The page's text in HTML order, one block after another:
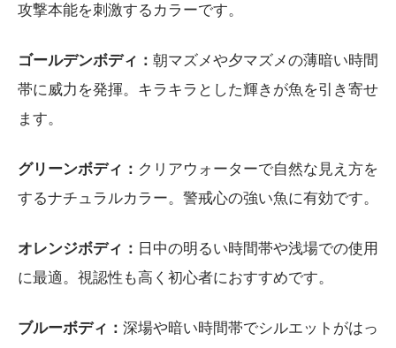
攻撃本能を刺激するカラーです。
ゴールデンボディ： 朝マズメや夕マズメの薄暗い時間
帯に威力を発揮。キラキラとした輝きが魚を引き寄せ
ます。
グリーンボディ： クリアウォーターで自然な見え方を
するナチュラルカラー。警戒心の強い魚に有効です。
オレンジボディ： 日中の明るい時間帯や浅場での使用
に最適。視認性も高く初心者におすすめです。
ブルーボディ： 深場や暗い時間帯でシルエットがはっ